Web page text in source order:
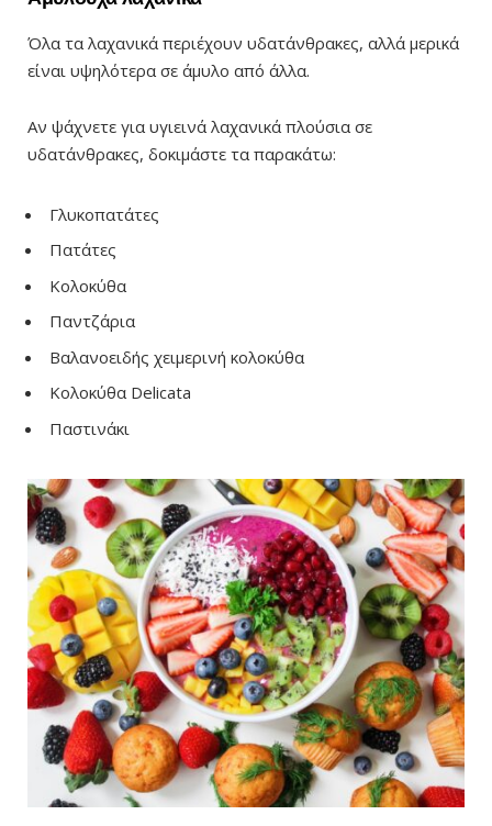
Όλα τα λαχανικά περιέχουν υδατάνθρακες, αλλά μερικά
είναι υψηλότερα σε άμυλο από άλλα.
Αν ψάχνετε για υγιεινά λαχανικά πλούσια σε
υδατάνθρακες, δοκιμάστε τα παρακάτω:
Γλυκοπατάτες
Πατάτες
Κολοκύθα
Παντζάρια
Βαλανοειδής χειμερινή κολοκύθα
Κολοκύθα Delicata
Παστινάκι